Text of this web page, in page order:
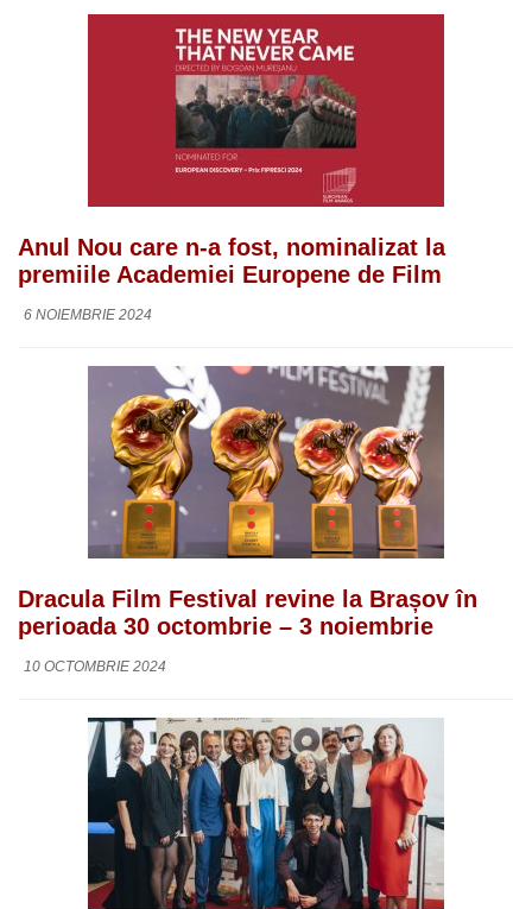
Anul Nou care n-a fost, nominalizat la
premiile Academiei Europene de Film
6 NOIEMBRIE 2024
Dracula Film Festival revine la Brașov în
perioada 30 octombrie – 3 noiembrie
10 OCTOMBRIE 2024